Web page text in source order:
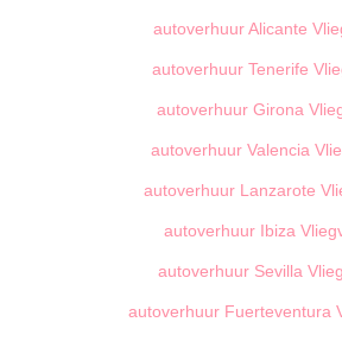
autoverhuur Alicante
autoverhuur Tenerife
autoverhuur Girona
autoverhuur Valencia
autoverhuur Lanzarote
autoverhuur Ibiza
autoverhuur Sevilla
autoverhuur Fuerteventura